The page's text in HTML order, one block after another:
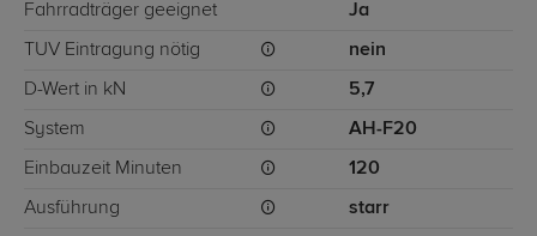
Fahrradträger geeignet Ja
TÜV Eintragung nötig nein
D-Wert in kN 5,7
System AH-F20
Einbauzeit Minuten 120
Ausführung starr